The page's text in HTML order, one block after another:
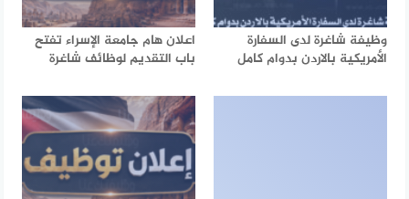
وظيفة شاغرة لدى السفارة
الأمريكية بالاردن بدوام كامل
اعلان هام جامعة الإسراء تفتح
باب التقديم لوظائف شاغرة